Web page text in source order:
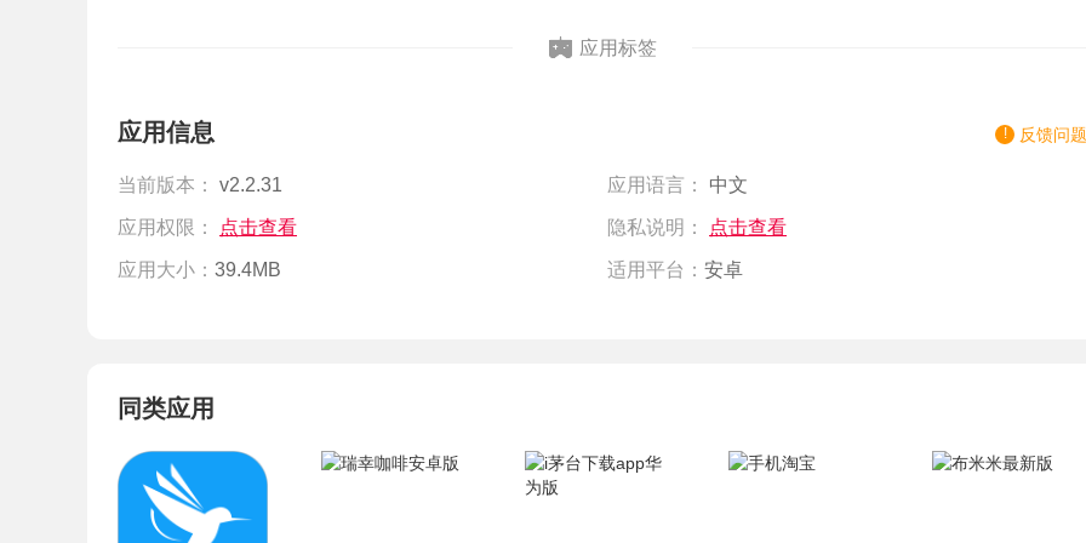
应用标签
应用信息 反馈问题
当前版本： v2.2.31 应用语言： 中文
应用权限： 点击查看 隐私说明： 点击查看
应用大小： 39.4MB 适用平台： 安卓
同类应用